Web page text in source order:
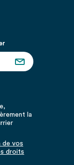
la
de vos
droits